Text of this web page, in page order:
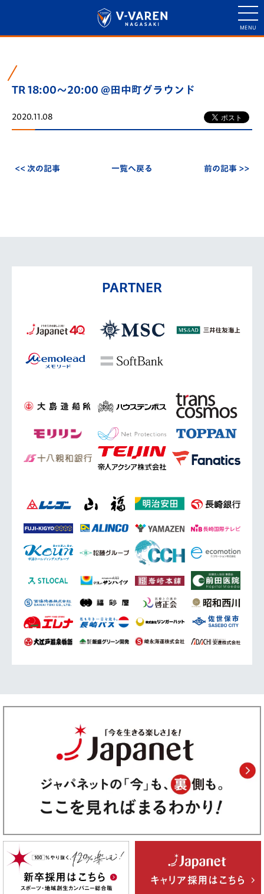
TR 18:00～20:00 @田中町グラウンド
2020.11.08
<< 次の記事 一覧へ戻る 前の記事 >>
PARTNER